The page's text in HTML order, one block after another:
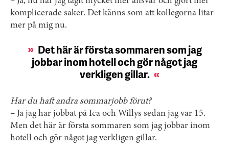
komplicerade saker. Det känns som att kollegorna litar
mer på mig nu.
Det här är första sommaren som jag
jobbar inom hotell och gör något jag
verkligen gillar.
Har du haft andra sommarjobb förut?
– Ja jag har jobbat på Ica och Willys sedan jag var 15.
Men det här är första sommaren som jag jobbar inom
hotell och gör något jag verkligen gillar.